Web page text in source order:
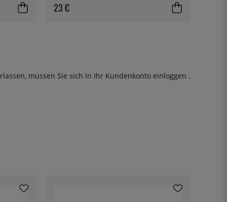
23 €
müssen Sie sich in Ihr Kundenkonto einloggen .